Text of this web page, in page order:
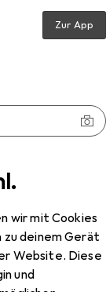
wir mit Cookies
zu deinem Gerät
Website. Diese
und
Zur App